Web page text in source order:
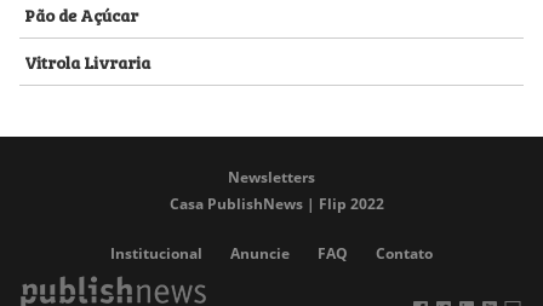
Pão de Açúcar
Vitrola Livraria
Newsletters
Casa PublishNews | Flip 2022
Institucional Anuncie FAQ Contato